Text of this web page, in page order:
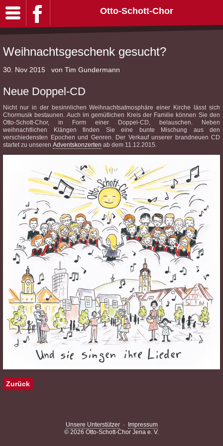
Otto-Schott-Chor
Weihnachtsgeschenk gesucht?
30. Nov 2015 von Tim Gundermann
Neue Doppel-CD
Nicht nur in der besinnlichen Weihnachtsatmosphäre einer Kirche lässt sich
Chormusik bestaunen. Auch im gemütlichen Kreis der Familie können Sie den
Otto-Schott-Chor, in Form einer Doppel-CD, belauschen. Neben
weihnachtlichen Klängen finden Sie eine bunte Mischung aus den
verschiedensten Epochen und Genren. Der Verkauf unserer brandneuen CD
startet zu unseren Adventskonzerten ab dem 11.12.2015.
Zurück
Unsere Unterstützer·
Impressum
© 2026 Otto-Schott-Chor Jena e. V.